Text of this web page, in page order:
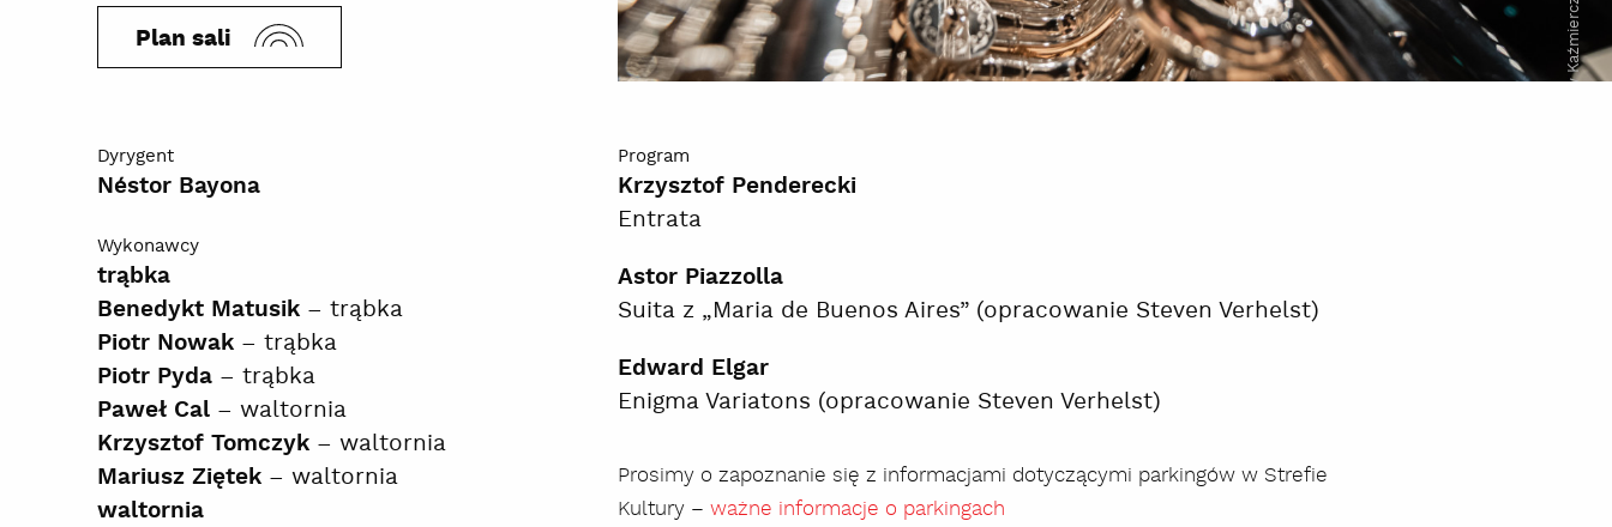
Plan sali Radosław Kaźmierczak
Dyrygent
Néstor Bayona
Wykonawcy
trąbka
Benedykt Matusik– trąbka
Piotr Nowak– trąbka
Piotr Pyda– trąbka
Paweł Cal– waltornia
Krzysztof Tomczyk– waltornia
Mariusz Ziętek– waltornia
waltornia
Program
Krzysztof Penderecki
Entrata
Astor Piazzolla
Suita z „Maria de Buenos Aires” (opracowanie Steven Verhelst)
Edward Elgar
Enigma Variatons (opracowanie Steven Verhelst)
Prosimy o zapoznanie się z informacjami dotyczącymi parkingów w Strefie
Kultury –ważne informacje o parkingach